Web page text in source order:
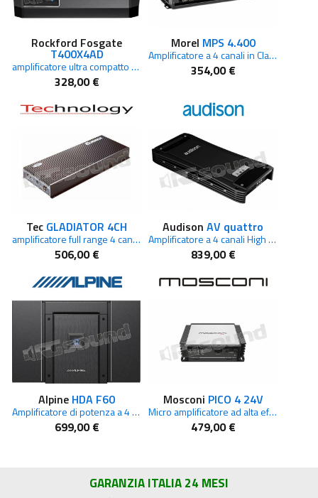
Rockford Fosgate
T400X4AD
amplificatore ultra compatto Power Micro Series
328,00 €
Morel MPS 4.400
Amplificatore a 4 canali in Classe AB
354,00 €
Tec GLADIATOR 4CH
amplificatore full range 4 canali in Classe AB
506,00 €
Audison AV quattro
Amplificatore a 4 canali High End serie Voce
839,00 €
Alpine HDA F60
Amplificatore di potenza a 4 canali ad Alta Risoluzione Alpine Status
699,00 €
Mosconi PICO 4 24V
Micro amplificatore ad alta efficienza 24V
479,00 €
GARANZIA ITALIA 24 MESI